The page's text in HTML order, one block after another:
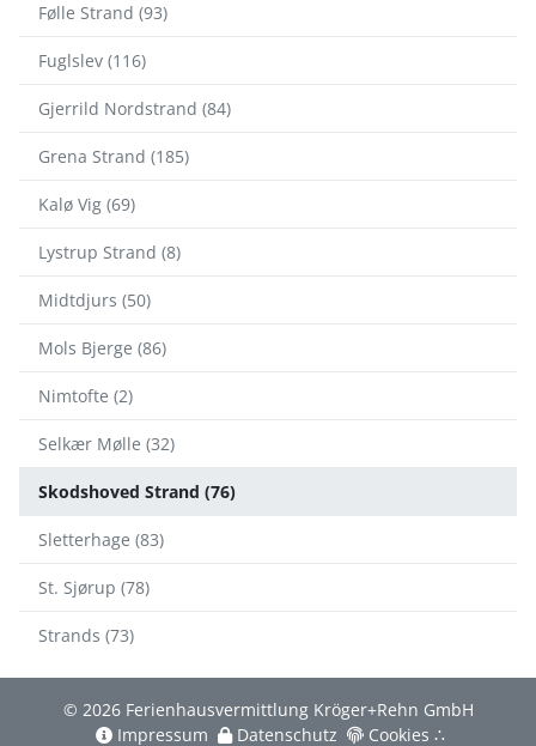
Følle Strand (93)
Fuglslev (116)
Gjerrild Nordstrand (84)
Grena Strand (185)
Kalø Vig (69)
Lystrup Strand (8)
Midtdjurs (50)
Mols Bjerge (86)
Nimtofte (2)
Selkær Mølle (32)
Skodshoved Strand (76)
Sletterhage (83)
St. Sjørup (78)
Strands (73)
© 2026 Ferienhausvermittlung Kröger+Rehn GmbH
Impressum
Datenschutz Cookies ∴